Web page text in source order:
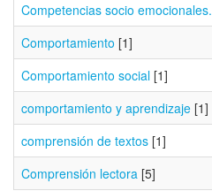
Competencias socio emocionales.
Comportamiento [1]
Comportamiento social [1]
comportamiento y aprendizaje [1]
comprensión de textos [1]
Comprensión lectora [5]